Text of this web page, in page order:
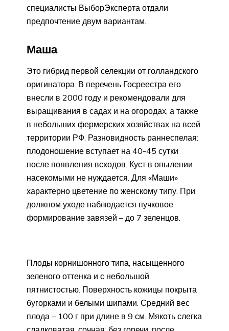
специалисты ВыборЭксперта отдали
предпочтение двум вариантам.
Маша
Это гибрид первой селекции от голландского
оригинатора. В перечень Госреестра его
внесли в 2000 году и рекомендовали для
выращивания в садах и на огородах, а также
в небольших фермерских хозяйствах на всей
территории РФ. Разновидность раннеспелая:
плодоношение вступает на 40-45 сутки
после появления всходов. Куст в опылении
насекомыми не нуждается. Для «Маши»
характерно цветение по женскому типу. При
должном уходе наблюдается пучковое
формирование завязей – до 7 зеленцов.
Плоды корнишонного типа, насыщенного
зеленого оттенка и с небольшой
пятнистостью. Поверхность кожицы покрыта
бугорками и белыми шипами. Средний вес
плода – 100 г при длине в 9 см. Мякоть слегка